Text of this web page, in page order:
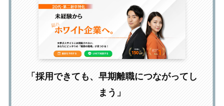
「採用できても、早期離職につながってし
まう」